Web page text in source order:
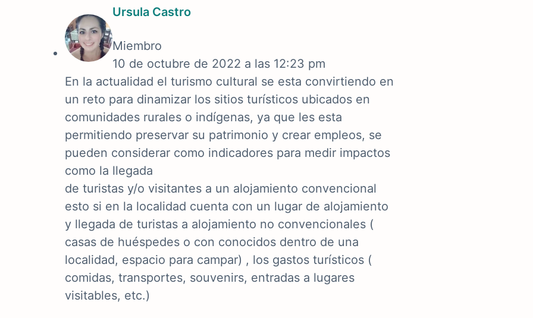
Ursula Castro
Miembro
10 de octubre de 2022 a las 12:23 pm
En la actualidad el turismo cultural se esta convirtiendo en
un reto para dinamizar los sitios turísticos ubicados en
comunidades rurales o indígenas, ya que les esta
permitiendo preservar su patrimonio y crear empleos, se
pueden considerar como indicadores para medir impactos
como la llegada
de turistas y/o visitantes a un alojamiento convencional
esto si en la localidad cuenta con un lugar de alojamiento
y llegada de turistas a alojamiento no convencionales (
casas de huéspedes o con conocidos dentro de una
localidad, espacio para campar) , los gastos turísticos (
comidas, transportes, souvenirs, entradas a lugares
visitables, etc.)